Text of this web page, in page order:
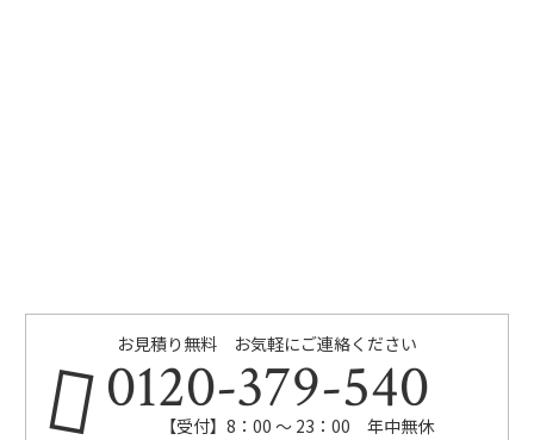
お見積り無料 お気軽にご連絡ください
0120-379-540
【受付】8：00 ～ 23：00 年中無休